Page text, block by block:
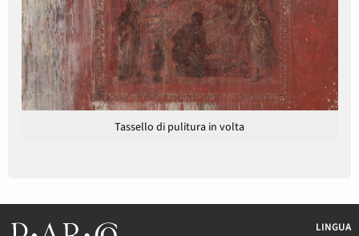
Tassello di pulitura in volta
LINGUA